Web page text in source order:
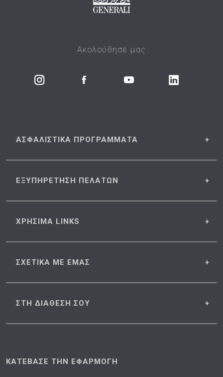
Ακολούθησέ μας
ΑΣΦΑΛΙΣΤΙΚΑ ΠΡΟΓΡΑΜΜΑΤΑ
ΕΞΥΠΗΡΕΤΗΣΗ ΠΕΛΑΤΩΝ
ΧΡΗΣΙΜΑ LINKS
ΣΧΕΤΙΚΑ ΜΕ ΕΜΑΣ
ΣΤΗ ΔΙΑΘΕΣΗ ΣΟΥ
ΚΑΤΕΒΑΣΕ ΤΗΝ ΕΦΑΡΜΟΓΗ